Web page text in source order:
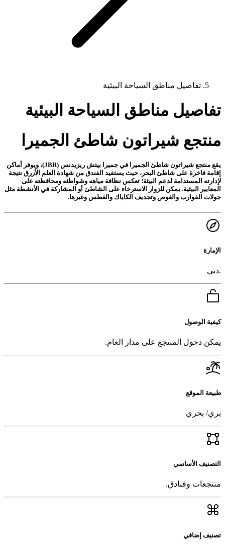
تفاصيل مناطق السياحة البيئية
تفاصيل مناطق السياحة البيئية
منتجع شيراتون شاطئ الجميرا
يقع منتجع شيراتون شاطئ الجميرا في جميرا بيتش ريزيدنس (JBR)، ويوفر أماكن
إقامة فاخرة على شاطئ البحر، حيث يستفيد الفندق من شهادة العلم الأزرق نتيجة
لإدارته المستدامة لدعم البيئة؛ تعكس نظافة مياهه وشواطئه ومحافظته على
المعايير البيئية. يمكن للزوار الاسترخاء على الشاطئ أو المشاركة في الأنشطة مثل
جولات القوارب والغوص وتجديف الكاياك والغطس وغيرها.
الإمارة
.دبي
كيفية الوصول
يمكن دخول المنتجع على مدار العام.
طبيعة الموقع
بري/ بحري
التصنيف الأساسي
منتجعات وفنادق.
تصنيف إضافي